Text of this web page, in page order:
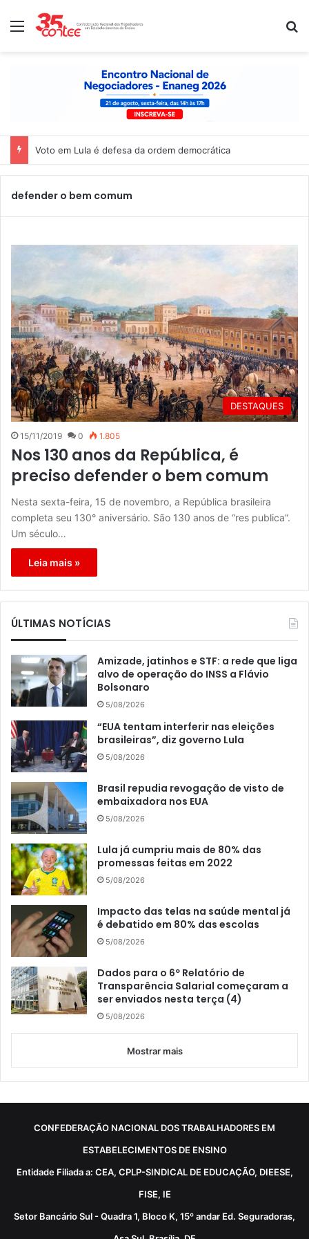
Menu
Voto em Lula é defesa da ordem democrática
defender o bem comum
DESTAQUES
15/11/2019 0 1.805
Nos 130 anos da República, é
preciso defender o bem comum
Nesta sexta-feira, 15 de novembro, a República brasileira
completa seu 130° aniversário. São 130 anos de “res publica”.
Um século…
Leia mais »
ÚLTIMAS NOTÍCIAS
Amizade, jatinhos e STF: a rede que liga
alvo de operação do INSS a Flávio
Bolsonaro
5/08/2026
“EUA tentam interferir nas eleições
brasileiras”, diz governo Lula
5/08/2026
Brasil repudia revogação de visto de
embaixadora nos EUA
5/08/2026
Lula já cumpriu mais de 80% das
promessas feitas em 2022
5/08/2026
Impacto das telas na saúde mental já
é debatido em 80% das escolas
5/08/2026
Dados para o 6º Relatório de
Transparência Salarial começaram a
ser enviados nesta terça (4)
5/08/2026
Mostrar mais
CONFEDERAÇÃO NACIONAL DOS TRABALHADORES EM
ESTABELECIMENTOS DE ENSINO
Entidade Filiada a: CEA, CPLP-SINDICAL DE EDUCAÇÃO, DIEESE,
FISE, IE
Setor Bancário Sul - Quadra 1, Bloco K, 15º andar Ed. Seguradoras,